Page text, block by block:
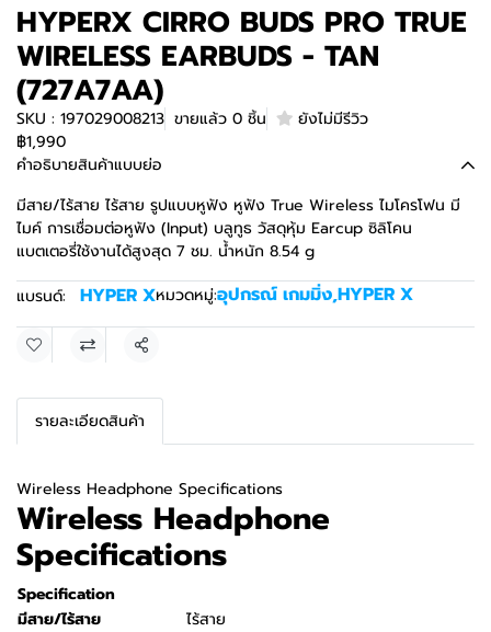
HYPERX CIRRO BUDS PRO TRUE
WIRELESS EARBUDS - TAN
(727A7AA)
SKU : 197029008213 ขายแล้ว 0 ชิ้น
ยังไม่มีรีวิว
฿1,990
คำอธิบายสินค้าแบบย่อ
มีสาย/ไร้สาย ไร้สาย รูปแบบหูฟัง หูฟัง True Wireless ไมโครโฟน มี
ไมค์ การเชื่อมต่อหูฟัง (Input) บลูทูธ วัสดุหุ้ม Earcup ซิลิโคน
แบตเตอรี่ใช้งานได้สูงสุด 7 ชม. น้ำหนัก 8.54 g
แบรนด์:
HYPER Xหมวดหมู่:อุปกรณ์ เกมมิ่ง,HYPER X
แชร์
รายละเอียดสินค้า
Wireless Headphone Specifications
Wireless Headphone
Specifications
Specification
มีสาย/ไร้สาย
ไร้สาย